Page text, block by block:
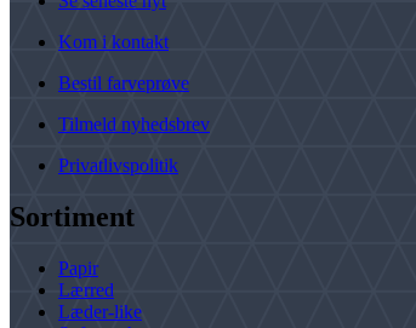
Kom i kontakt
Bestil farveprøve
Tilmeld nyhedsbrev
Privatlivspolitik
Sortiment
Papir
Lærred
Læder-like